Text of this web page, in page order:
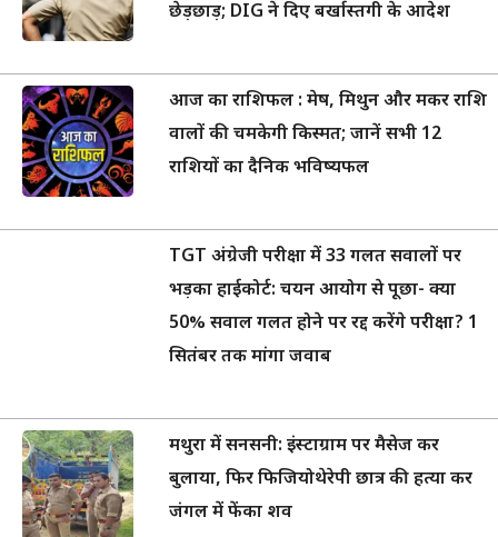
छेड़छाड़; DIG ने दिए बर्खास्तगी के आदेश
आज का राशिफल : मेष, मिथुन और मकर राशि
वालों की चमकेगी किस्मत; जानें सभी 12
राशियों का दैनिक भविष्यफल
TGT अंग्रेजी परीक्षा में 33 गलत सवालों पर
भड़का हाईकोर्ट: चयन आयोग से पूछा- क्या
50% सवाल गलत होने पर रद्द करेंगे परीक्षा? 1
सितंबर तक मांगा जवाब
मथुरा में सनसनी: इंस्टाग्राम पर मैसेज कर
बुलाया, फिर फिजियोथेरेपी छात्र की हत्या कर
जंगल में फेंका शव